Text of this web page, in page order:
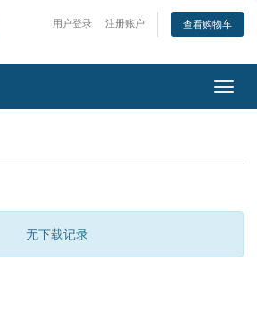
用户登录 注册账户 查看购物车
切换
无下载记录